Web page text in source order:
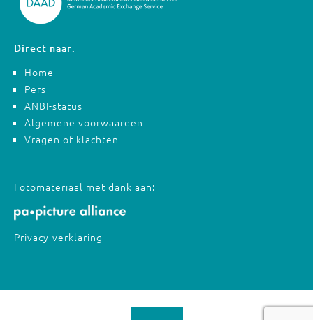
Direct naar:
Home
Pers
ANBI-status
Algemene voorwaarden
Vragen of klachten
Fotomateriaal met dank aan:
Privacy-verklaring